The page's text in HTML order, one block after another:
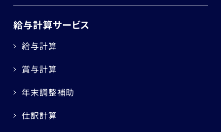
給与計算サービス
給与計算
賞与計算
年末調整補助
仕訳計算